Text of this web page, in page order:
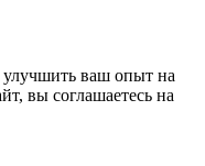
ваш опыт на
вы соглашаетесь на